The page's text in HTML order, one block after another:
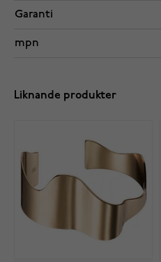
Garanti
mpn
Liknande produkter